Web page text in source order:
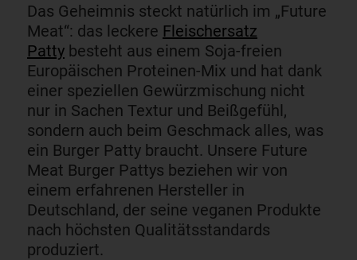
Das Geheimnis steckt natürlich im „Future
Meat“: das leckere Fleischersatz
Patty besteht aus einem Soja-freien
Europäischen Proteinen-Mix und hat dank
einer speziellen Gewürzmischung nicht
nur in Sachen Textur und Beißgefühl,
sondern auch beim Geschmack alles, was
ein Burger Patty braucht. Unsere Future
Meat Burger Pattys beziehen wir von
einem erfahrenen Hersteller in
Deutschland, der seine veganen Produkte
nach höchsten Qualitätsstandards
produziert.